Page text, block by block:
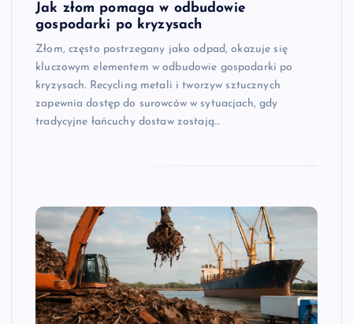
Jak złom pomaga w odbudowie
gospodarki po kryzysach
Złom, często postrzegany jako odpad, okazuje się
kluczowym elementem w odbudo­wie gospodarki po
kryzysach. Recycling metali i tworzyw sztucznych
zapewnia dostęp do surowców w sytuacjach, gdy
tradycyjne łańcuchy dostaw zostają…